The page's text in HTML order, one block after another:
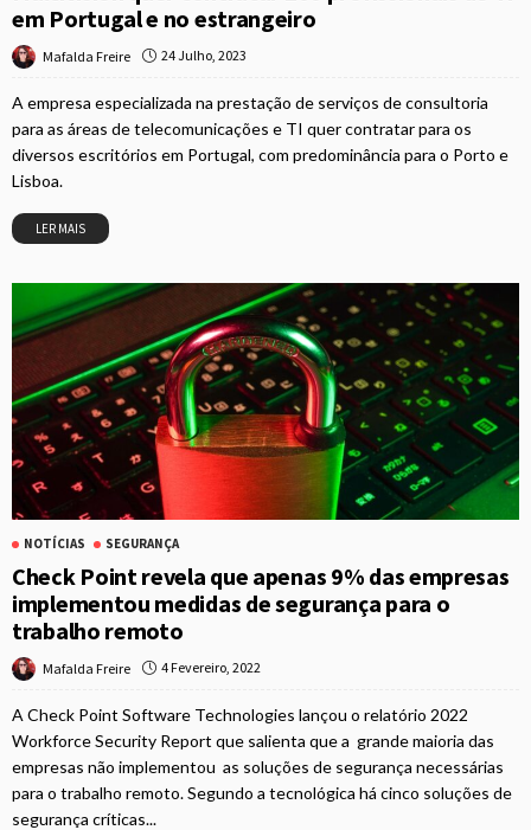
em Portugal e no estrangeiro
Mafalda Freire 24 Julho, 2023
A empresa especializada na prestação de serviços de consultoria
para as áreas de telecomunicações e TI quer contratar para os
diversos escritórios em Portugal, com predominância para o Porto e
Lisboa.
LER MAIS
NOTÍCIAS SEGURANÇA
Check Point revela que apenas 9% das empresas
implementou medidas de segurança para o
trabalho remoto
Mafalda Freire 4 Fevereiro, 2022
A Check Point Software Technologies lançou o relatório 2022
Workforce Security Report que salienta que a grande maioria das
empresas não implementou as soluções de segurança necessárias
para o trabalho remoto. Segundo a tecnológica há cinco soluções de
segurança críticas...